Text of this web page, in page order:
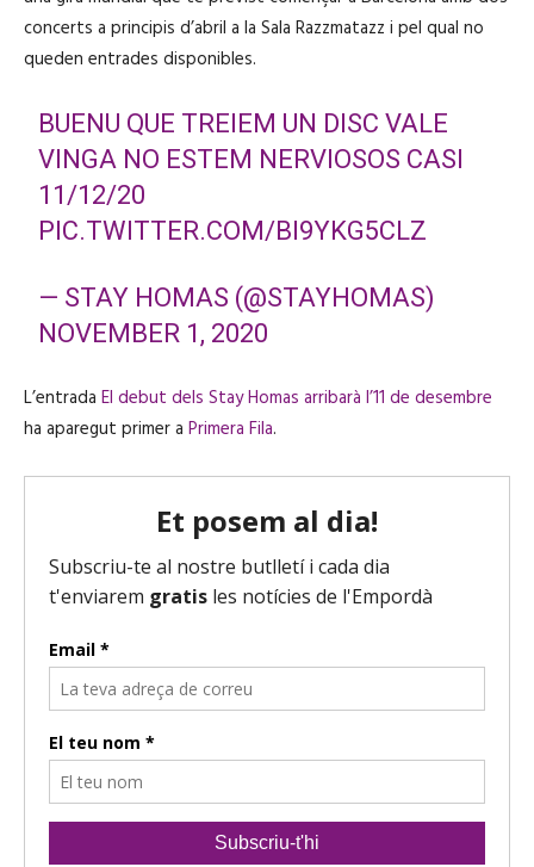
concerts a principis d’abril a la Sala Razzmatazz i pel qual no
queden entrades disponibles.
BUENU QUE TREIEM UN DISC VALE
VINGA NO ESTEM NERVIOSOS CASI
11/12/20
PIC.TWITTER.COM/BI9YKG5CLZ
— STAY HOMAS (@STAYHOMAS)
NOVEMBER 1, 2020
L’entrada El debut dels Stay Homas arribarà l’11 de desembre
ha aparegut primer a Primera Fila.